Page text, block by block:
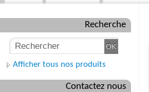
Recherche
Afficher tous nos produits
Contactez nous